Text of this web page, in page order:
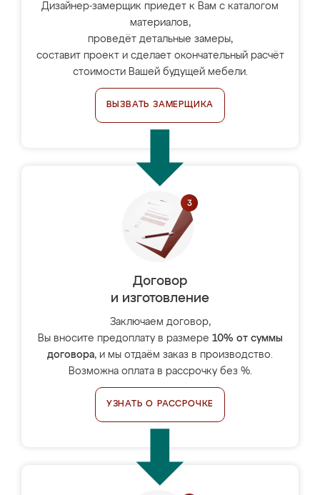
Дизайнер-замерщик приедет к Вам с каталогом
материалов,
проведёт детальные замеры,
составит проект и сделает окончательный расчёт
стоимости Вашей будущей мебели.
ВЫЗВАТЬ ЗАМЕРЩИКА
Договор
и изготовление
Заключаем договор,
Вы вносите предоплату в размере 10% от суммы
договора, и мы отдаём заказ в производство.
Возможна оплата в рассрочку без %.
УЗНАТЬ О РАССРОЧКЕ